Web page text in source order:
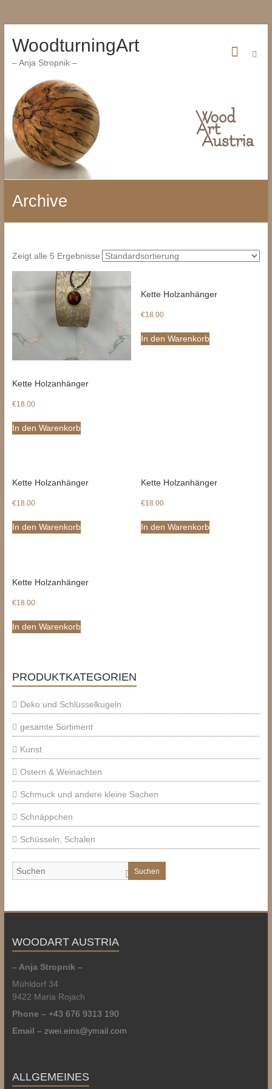
Inhalt
WoodturningArt
– Anja Stropnik –
Archive
Zeigt alle 5 Ergebnisse
Kette Holzanhänger
€18.00
In den Warenkorb
Kette Holzanhänger
€18.00
In den Warenkorb
Kette Holzanhänger
€18.00
In den Warenkorb
Kette Holzanhänger
€18.00
In den Warenkorb
Kette Holzanhänger
€18.00
In den Warenkorb
PRODUKTKATEGORIEN
Deko und Schlüsselkugeln
gesamte Sortiment
Kunst
Ostern & Weinachten
Schmuck und andere kleine Sachen
Schnäppchen
Schüsseln, Schalen
Suchen
WOODART AUSTRIA
– Anja Stropnik –
Mühldorf 34
9422 Maria Rojach
Phone – +43 676 9313 190
Email – zwei.eins@ymail.com
ALLGEMEINES